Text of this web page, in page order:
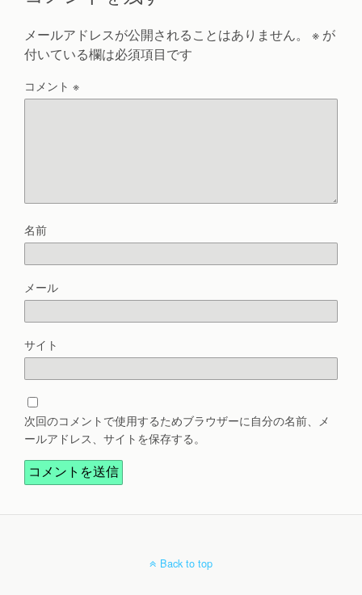
メールアドレスが公開されることはありません。 ※ が
付いている欄は必須項目です
コメント ※
名前
メール
サイト
次回のコメントで使用するためブラウザーに自分の名前、メ
ールアドレス、サイトを保存する。
Back to top